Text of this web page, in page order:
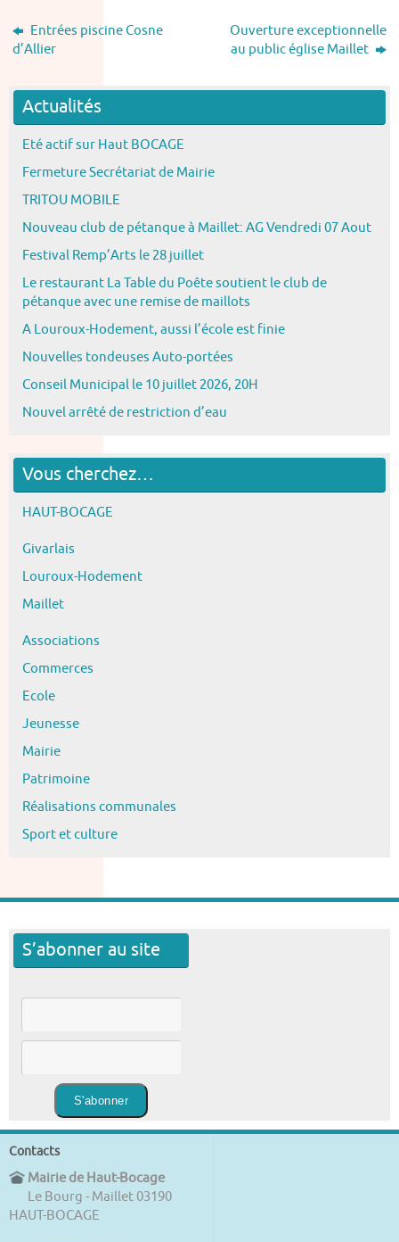
Entrées piscine Cosne
d’Allier
Ouverture exceptionnelle
au public église Maillet
Actualités
Eté actif sur Haut BOCAGE
Fermeture Secrétariat de Mairie
TRITOU MOBILE
Nouveau club de pétanque à Maillet: AG Vendredi 07 Aout
Festival Remp’Arts le 28 juillet
Le restaurant La Table du Poête soutient le club de
pétanque avec une remise de maillots
A Louroux-Hodement, aussi l’école est finie
Nouvelles tondeuses Auto-portées
Conseil Municipal le 10 juillet 2026, 20H
Nouvel arrêté de restriction d’eau
Vous cherchez…
HAUT-BOCAGE
Givarlais
Louroux-Hodement
Maillet
Associations
Commerces
Ecole
Jeunesse
Mairie
Patrimoine
Réalisations communales
Sport et culture
S’abonner au site
Contacts
Mairie de Haut-Bocage
Le Bourg - Maillet 03190
HAUT-BOCAGE